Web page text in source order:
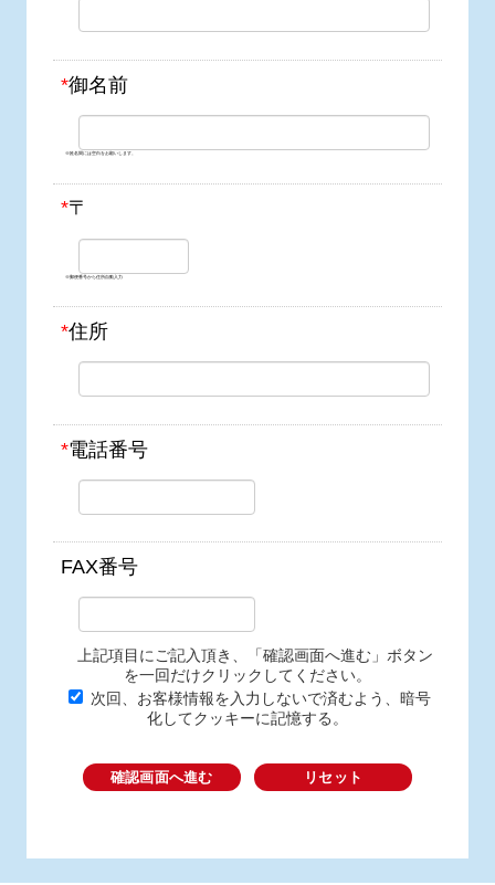
*御名前
※姓名間には空白をお願いします。
*〒
※郵便番号から住所自動入力
*住所
*電話番号
FAX番号
上記項目にご記入頂き、「確認画面へ進む」ボタン
を一回だけクリックしてください。
次回、お客様情報を入力しないで済むよう、暗号
化してクッキーに記憶する。
確認画面へ進む リセット